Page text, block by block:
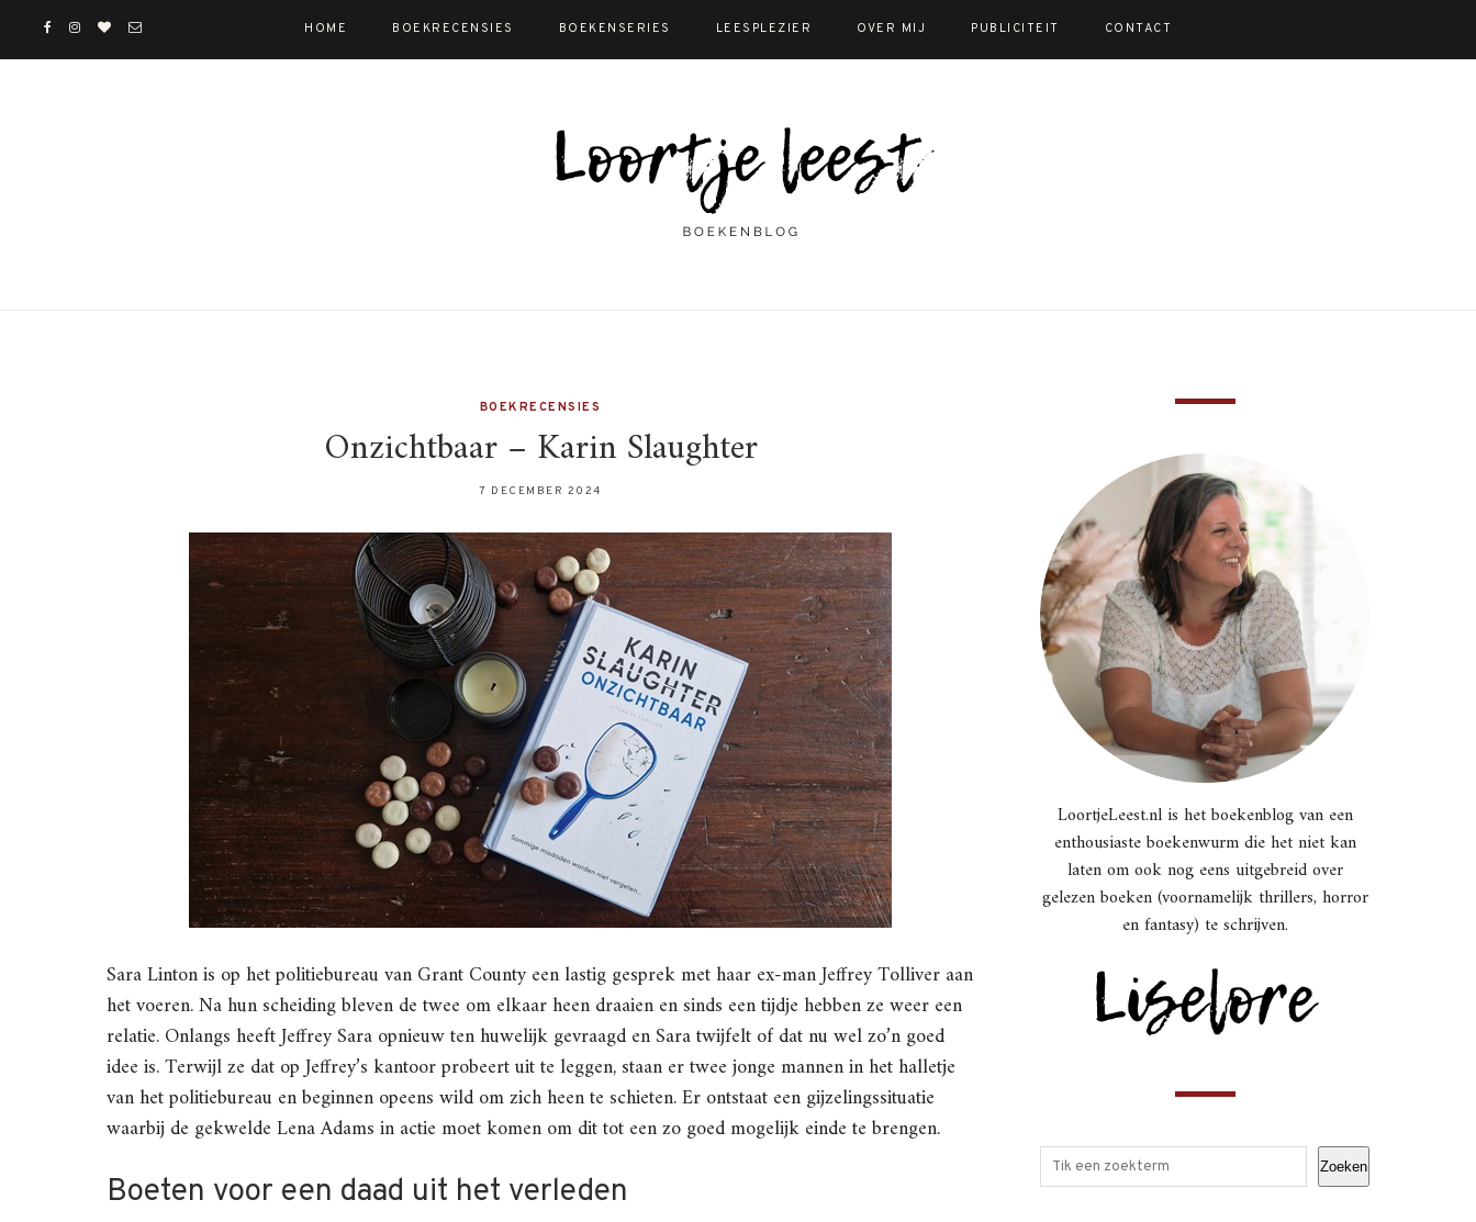
HOME BOEKRECENSIES BOEKENSERIES LEESPLEZIER OVER MIJ PUBLICITEIT CONTACT
BOEKRECENSIES
Onzichtbaar – Karin Slaughter
7 DECEMBER 2024
Sara Linton is op het politiebureau van Grant County een lastig gesprek met haar ex-man Jeffrey Tolliver aan
het voeren. Na hun scheiding bleven de twee om elkaar heen draaien en sinds een tijdje hebben ze weer een
relatie. Onlangs heeft Jeffrey Sara opnieuw ten huwelijk gevraagd en Sara twijfelt of dat nu wel zo’n goed
idee is. Terwijl ze dat op Jeffrey’s kantoor probeert uit te leggen, staan er twee jonge mannen in het halletje
van het politiebureau en beginnen opeens wild om zich heen te schieten. Er ontstaat een gijzelingssituatie
waarbij de gekwelde Lena Adams in actie moet komen om dit tot een zo goed mogelijk einde te brengen.
Boeten voor een daad uit het verleden
LoortjeLeest.nl is het boekenblog van een
enthousiaste boekenwurm die het niet kan
laten om ook nog eens uitgebreid over
gelezen boeken (voornamelijk thrillers, horror
en fantasy) te schrijven.
Zoeken